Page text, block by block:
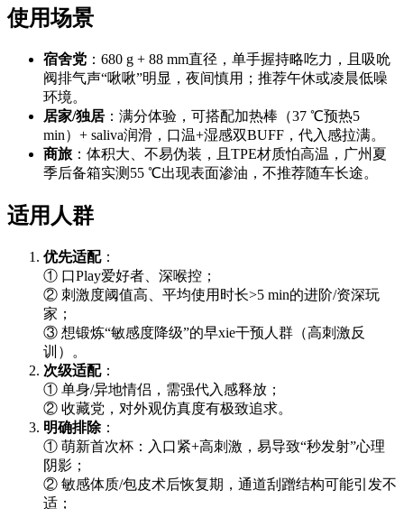
使用场景
宿舍党 ：680 g + 88 mm直径，单手握持略吃力，且吸吮
阀排气声“啾啾”明显，夜间慎用；推荐午休或凌晨低噪
环境。
居家/独居 ：满分体验，可搭配加热棒（37 ℃预热5
min）+ saliva润滑，口温+湿感双BUFF，代入感拉满。
商旅 ：体积大、不易伪装，且TPE材质怕高温，广州夏
季后备箱实测55 ℃出现表面渗油，不推荐随车长途。
适用人群
优先适配：
① 口Play爱好者、深喉控；
② 刺激度阈值高、平均使用时长>5 min的进阶/资深玩
家；
③ 想锻炼“敏感度降级”的早xie干预人群（高刺激反
训）。
次级适配：
① 单身/异地情侣，需强代入感释放；
② 收藏党，对外观仿真度有极致追求。
明确排除：
① 萌新首次杯：入口紧+高刺激，易导致“秒发射”心理
阴影；
② 敏感体质/包皮术后恢复期，通道刮蹭结构可能引发不
适；